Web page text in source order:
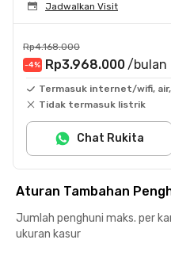
Jadwalkan Visit
Rp4.168.000
-4% Rp3.968.000 /bulan
Termasuk internet/wifi,
Tidak termasuk listrik
Chat Rukita
Aturan Tambahan
Jumlah penghuni maks. per
ukuran kasur